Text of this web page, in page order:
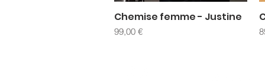
Aperçu rapide
Chemise femme - Justine
Prix
99,00 €